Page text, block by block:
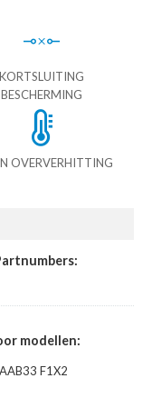
KORTSLUITING
BESCHERMING
OVERVERHITTING
modellen:
F1X2